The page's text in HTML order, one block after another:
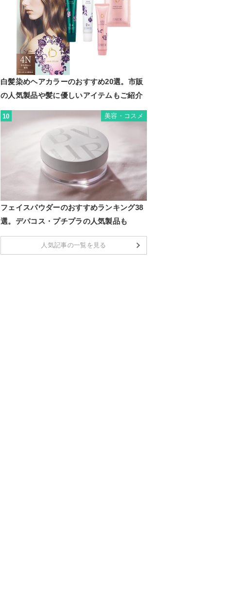
白髪染めヘアカラーのおすすめ20選。市販
の人気製品や髪に優しいアイテムもご紹介
10 美容・コスメ
フェイスパウダーのおすすめランキング38
選。デパコス・プチプラの人気製品も
人気記事の一覧を見る